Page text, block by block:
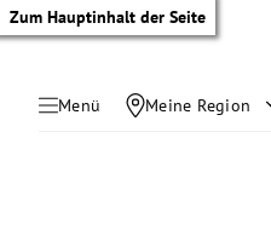
Zum Hauptinhalt der Seite
Menü Meine Region